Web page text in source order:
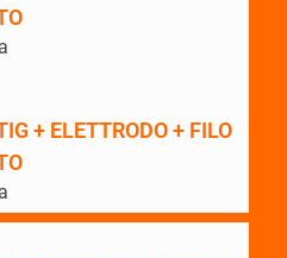
+ ELETTRODO + FILO